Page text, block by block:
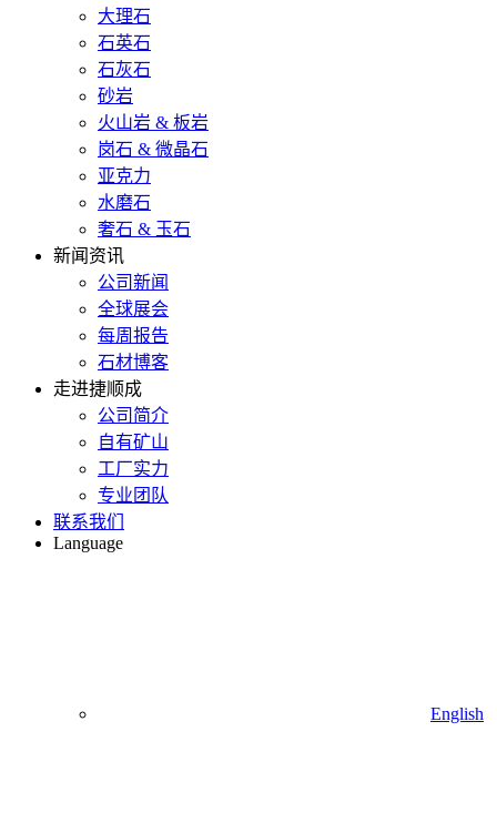
大理石
石英石
石灰石
砂岩
火山岩 & 板岩
岗石 & 微晶石
亚克力
水磨石
奢石 & 玉石
新闻资讯
公司新闻
全球展会
每周报告
石材博客
走进捷顺成
公司简介
自有矿山
工厂实力
专业团队
联系我们
Language
English